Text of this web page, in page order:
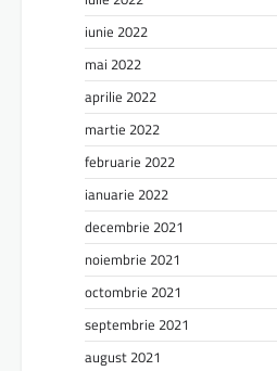
iunie 2022
mai 2022
aprilie 2022
martie 2022
februarie 2022
ianuarie 2022
decembrie 2021
noiembrie 2021
octombrie 2021
septembrie 2021
august 2021